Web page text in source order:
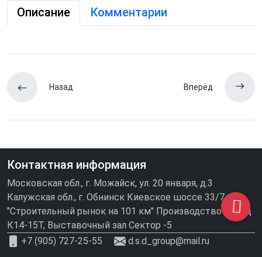
Описание Комментарии
Назад Вперёд
Контактная информация
Московская обл., г. Можайск, ул. 20 января, д.3
Калужская обл., г. Обнинск Киевское шоссе 33/7
"Строительный рынок на 101 км" Производство\склад
К14-15Т, Выставочный зал Сектор -5
+7 (905) 727-25-55
d.s.d_group@mail.ru